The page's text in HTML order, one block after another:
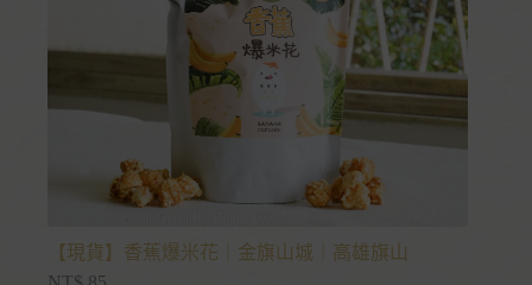
【現貨】香蕉爆米花｜金旗山城｜高雄旗山